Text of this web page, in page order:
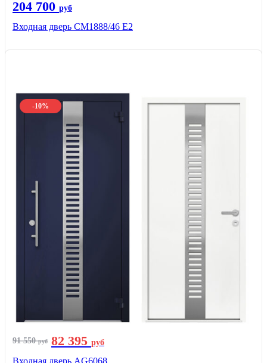
204 700 руб
Входная дверь СМ1888/46 Е2
-10%
91 550руб 82 395 руб